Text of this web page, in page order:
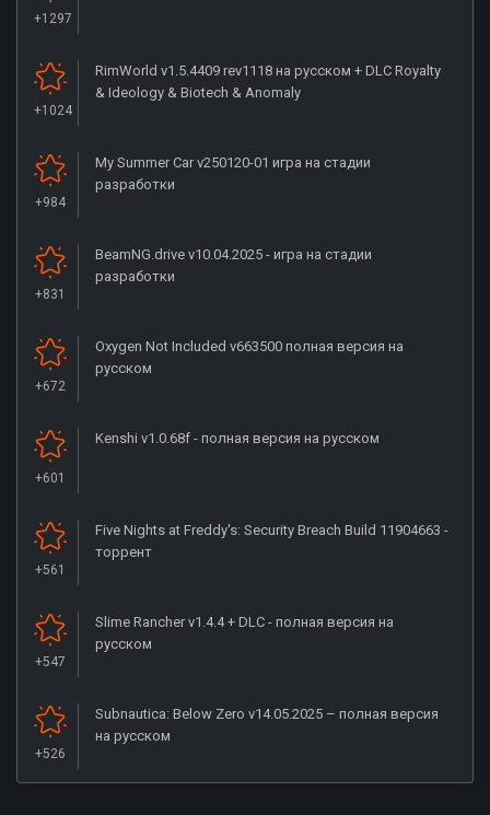
+1297
+1024
RimWorld v1.5.4409 rev1118 на русском + DLC Royalty
& Ideology & Biotech & Anomaly
+984
My Summer Car v250120-01 игра на стадии
разработки
+831
BeamNG.drive v10.04.2025 - игра на стадии
разработки
+672
Oxygen Not Included v663500 полная версия на
русском
+601
Kenshi v1.0.68f - полная версия на русском
+561
Five Nights at Freddy's: Security Breach Build 11904663 -
торрент
+547
Slime Rancher v1.4.4 + DLC - полная версия на
русском
+526
Subnautica: Below Zero v14.05.2025 – полная версия
на русском